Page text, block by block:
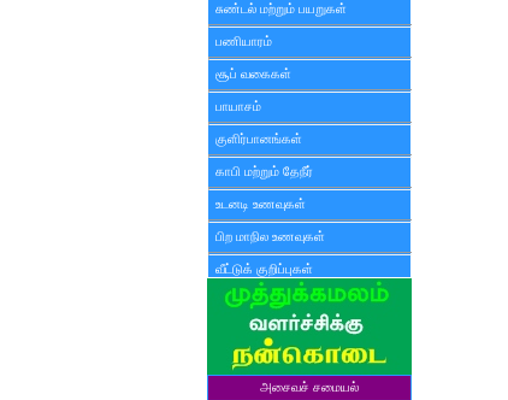
சுண்டல் மற்றும் பயறுகள்
பணியாரம்
சூப் வகைகள்
பாயாசம்
குளிர்பானங்கள்
காபி மற்றும் தேநீர்
உடனடி உணவுகள்
பிற மாநில உணவுகள்
வீட்டுக் குறிப்புகள்
அசைவச் சமையல்